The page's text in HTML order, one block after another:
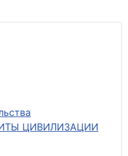
ЦИВИЛИЗАЦИИ